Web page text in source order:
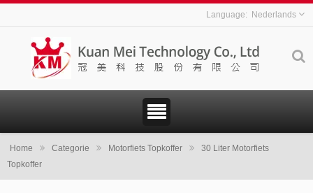
Nederlands
Home Categorie Motorfiets Topkoffer
30 Liter Motorfiets
Topkoffer